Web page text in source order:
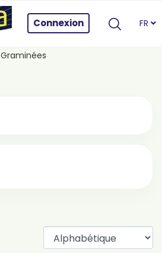
Connexion FR
Graminées